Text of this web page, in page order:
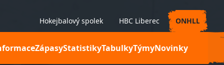
Hokejbalový spolek HBC Liberec ONHLL
ZápasyStatistikyTabulkyTýmyNovinky